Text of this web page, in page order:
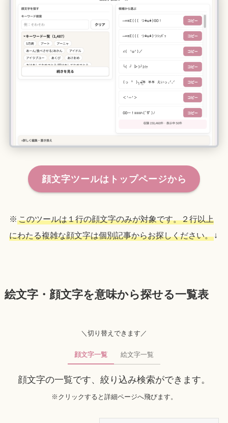
顔文字ツールはトップページから
※ このツールは１行の顔文字のみが対象です。２行以上
にわたる複雑な顔文字は個別記事からお探しください。↓
絵文字・顔文字を意味から探せる一覧表
＼切り替えできます／
顔文字一覧 絵文字一覧
顔文字の一覧です、絞り込み検索ができます。
※クリックすると詳細ページへ飛びます。